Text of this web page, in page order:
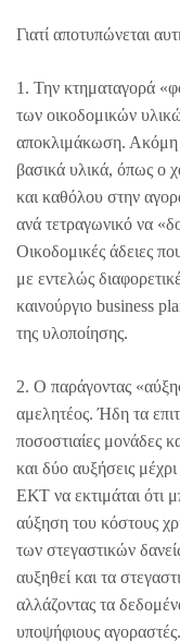
Γιατί αποτυπώνεται
1. Την κτηματαγορά
των οικοδομικών
αποκλιμάκωση. Ακόμη
βασικά υλικά, όπως ο
και καθόλου στην
ανά τετραγωνικό να
Οικοδομικές άδειες
με εντελώς
καινούργιο business
της υλοποίησης.
2. Ο παράγοντας
αμελητέος. Ήδη τα
ποσοστιαίες μονάδες
και δύο αυξήσεις
ΕΚΤ να εκτιμάται ότι
αύξηση του κόστους
των στεγαστικών
αυξηθεί και τα
αλλάζοντας τα
υποψήφιους αγοραστές.